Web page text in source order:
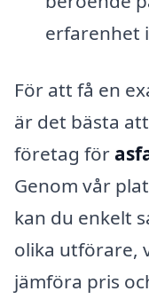
erfarenhet
För att få en
är det bästa
företag för
Genom vår
kan du enkelt
olika utförare,
jämföra pris